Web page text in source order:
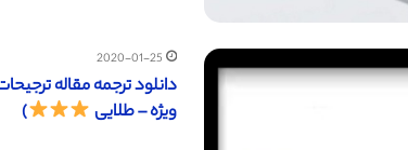
2020-01-25
ویژه – طلایی
)